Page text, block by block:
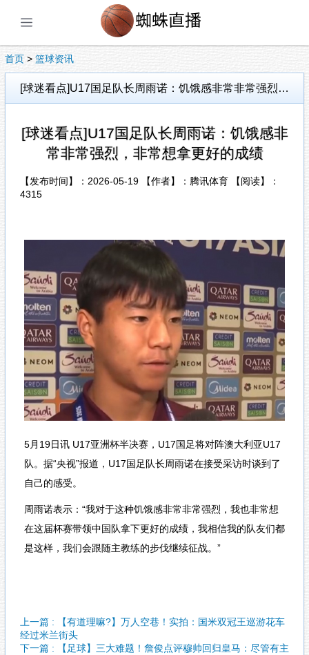
首页 > 篮球资讯
[球迷看点]U17国足队长周雨诺：饥饿感非常非常强烈，非常想拿更好的成绩
[球迷看点]U17国足队长周雨诺：饥饿感非
常非常强烈，非常想拿更好的成绩
【发布时间】：2026-05-19 【作者】：腾讯体育 【阅读】：
4315
5月19日讯 U17亚洲杯半决赛，U17国足将对阵澳大利亚U17
队。据“央视”报道，U17国足队长周雨诺在接受采访时谈到了
自己的感受。
周雨诺表示：“我对于这种饥饿感非常非常强烈，我也非常想
在这届杯赛带领中国队拿下更好的成绩，我相信我的队友们都
是这样，我们会跟随主教练的步伐继续征战。”
上一篇 : 【有道理嘛?】万人空巷！实拍：国米双冠王巡游花车
经过米兰街头
下一篇 : 【足球】三大难题！詹俊点评穆帅回归皇马：尽管有主